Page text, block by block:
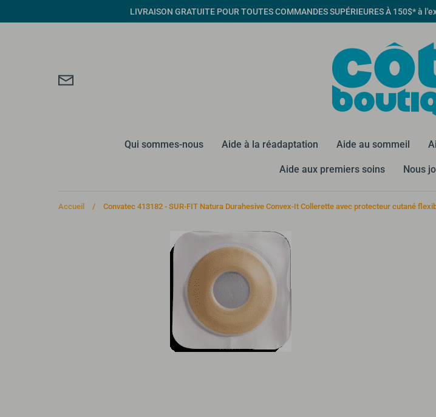
au
LIVRAISON GRATUITE POUR TOUTES COMMANDES SUPÉRIEURES À
Qui sommes-nous Aide à la réadaptation Aide au sommeil
Aide aux premiers soins Nous
Accueil / Convatec 413182 - SUR-FIT Natura Durahesive Convex-It Collerette avec protecteur cutané